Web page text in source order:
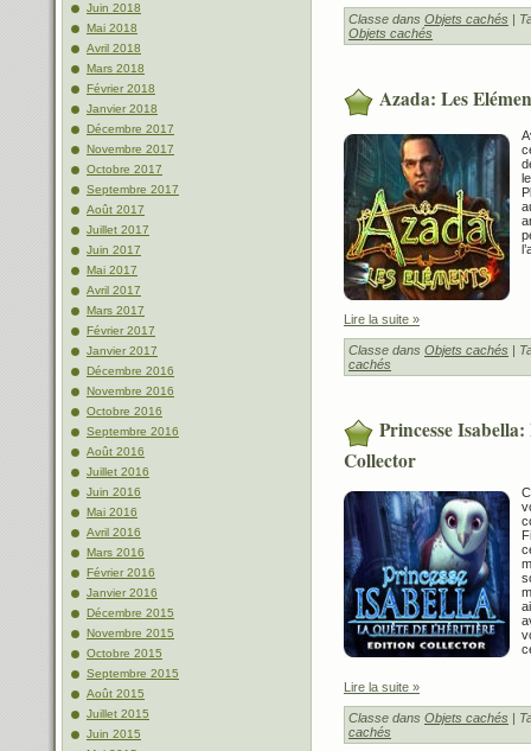
Juin 2018
Mai 2018
Avril 2018
Mars 2018
Février 2018
Janvier 2018
Décembre 2017
Novembre 2017
Octobre 2017
Septembre 2017
Août 2017
Juillet 2017
Juin 2017
Mai 2017
Avril 2017
Mars 2017
Février 2017
Janvier 2017
Décembre 2016
Novembre 2016
Octobre 2016
Septembre 2016
Août 2016
Juillet 2016
Juin 2016
Mai 2016
Avril 2016
Mars 2016
Février 2016
Janvier 2016
Décembre 2015
Novembre 2015
Octobre 2015
Septembre 2015
Août 2015
Juillet 2015
Juin 2015
Classe dans Objets cachés |
Objets cachés
Azada: Les
Lire la suite »
Classe dans Objets cachés |
cachés
Princesse
Collector
Lire la suite »
Classe dans Objets cachés |
cachés